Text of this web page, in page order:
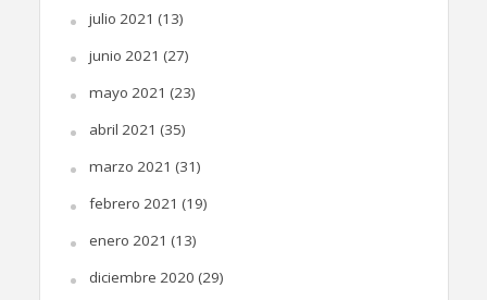
julio 2021 (13)
junio 2021 (27)
mayo 2021 (23)
abril 2021 (35)
marzo 2021 (31)
febrero 2021 (19)
enero 2021 (13)
diciembre 2020 (29)